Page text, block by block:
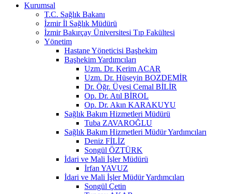
Kurumsal
T.C. Sağlık Bakanı
İzmir İl Sağlık Müdürü
İzmir Bakırçay Üniversitesi Tıp Fakültesi
Yönetim
Hastane Yöneticisi Başhekim
Başhekim Yardımcıları
Uzm. Dr. Kerim ACAR
Uzm. Dr. Hüseyin BOZDEMİR
Dr. Öğr. Üyesi Cemal BİLİR
Op. Dr. Atıl BİROL
Op. Dr. Akın KARAKUYU
Sağlık Bakım Hizmetleri Müdürü
Tuba ZAVAROĞLU
Sağlık Bakım Hizmetleri Müdür Yardımcıları
Deniz FİLİZ
Songül ÖZTÜRK
İdari ve Mali İşler Müdürü
İrfan YAVUZ
İdari ve Mali İşler Müdür Yardımcıları
Songül Çetin